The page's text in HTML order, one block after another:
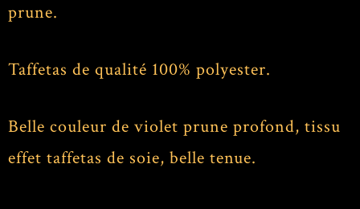
prune.
Taffetas de qualité 100% polyester.
Belle couleur de violet prune profond, tissu
effet taffetas de soie, belle tenue.